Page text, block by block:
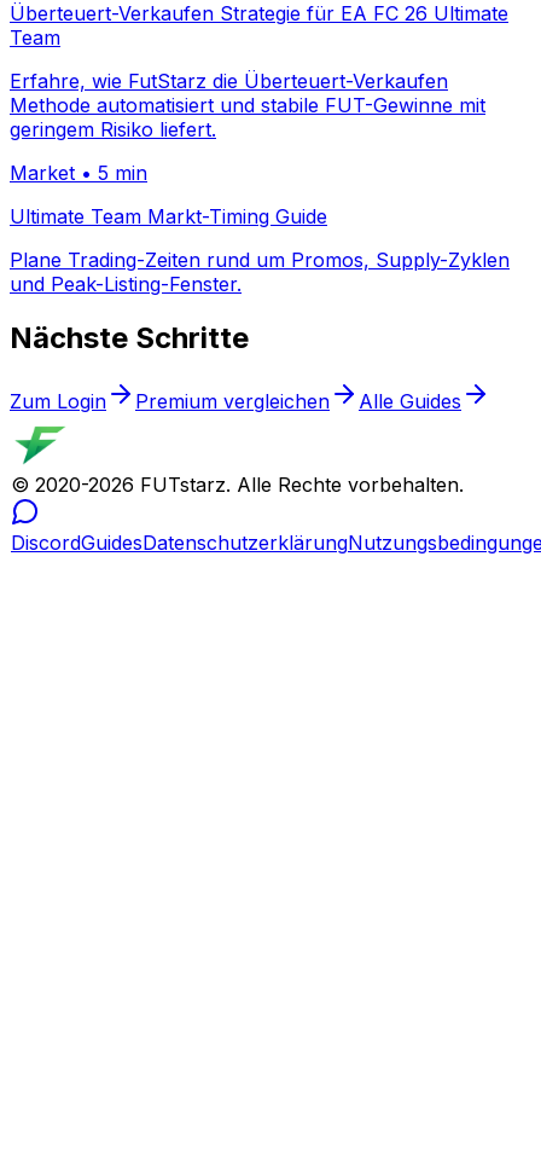
Überteuert-Verkaufen Strategie für EA FC 26 Ultimate
Team
Erfahre, wie FutStarz die Überteuert-Verkaufen
Methode automatisiert und stabile FUT-Gewinne mit
geringem Risiko liefert.
Market • 5 min
Ultimate Team Markt-Timing Guide
Plane Trading-Zeiten rund um Promos, Supply-Zyklen
und Peak-Listing-Fenster.
Nächste Schritte
Zum Login Premium vergleichen Alle Guides
© 2020-2026 FUTstarz. Alle Rechte vorbehalten.
DiscordGuidesDatenschutzerklärung